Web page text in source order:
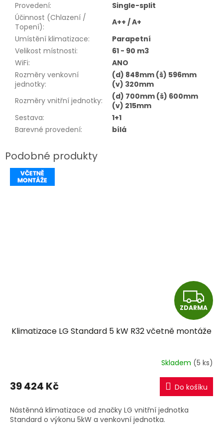
Provedení:
Single-split
Účinnost (Chlazení /
Topení):
A++ / A+
Umístění klimatizace:
Parapetní
Velikost místnosti:
61 - 90 m3
WiFi:
ANO
Rozměry venkovní
jednotky:
(d) 848mm (š) 596mm
(v) 320mm
Rozměry vnitřní jednotky:
(d) 700mm (š) 600mm
(v) 215mm
Sestava:
1+1
Barevné provedení: bílá
Z
D
A
R
M
A
ZDARMA
Klimatizace LG Standard 5 kW R32 včetně montáže
Skladem (5 ks)
39 424 Kč Do košíku
Nástěnná klimatizace od značky LG vnitřní jednotka
Standard o výkonu 5kW a venkovní jednotka.